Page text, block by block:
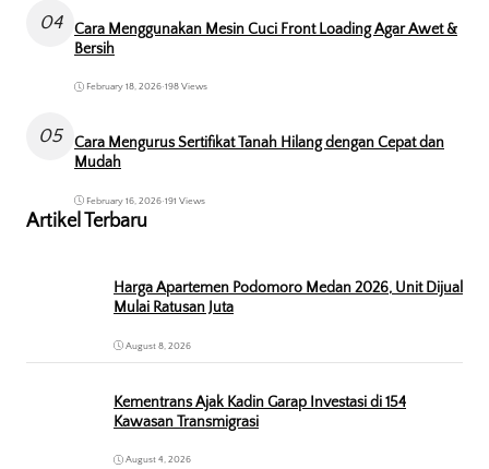
04
Cara Menggunakan Mesin Cuci Front Loading Agar Awet &
Bersih
February 18, 2026•198 Views
05
Cara Mengurus Sertifikat Tanah Hilang dengan Cepat dan
Mudah
February 16, 2026•191 Views
Artikel Terbaru
Harga Apartemen Podomoro Medan 2026, Unit Dijual
Mulai Ratusan Juta
August 8, 2026
Kementrans Ajak Kadin Garap Investasi di 154
Kawasan Transmigrasi
August 4, 2026